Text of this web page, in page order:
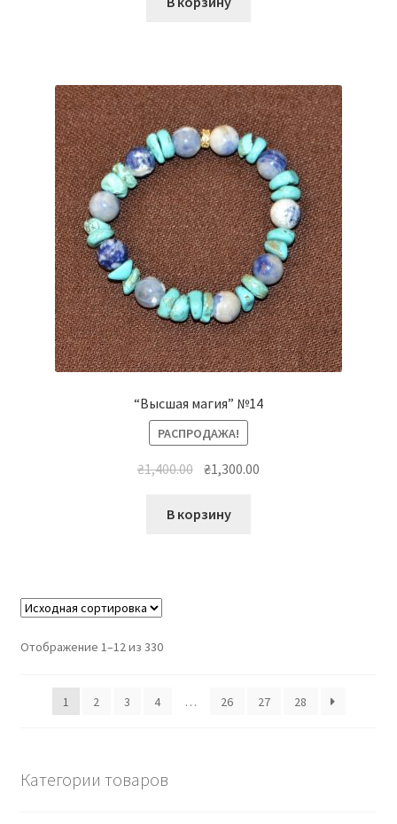
“Высшая магия” №14
РАСПРОДАЖА!
₴1,400.00 Первоначальная
составляла
₴1,300.00
В корзину
Отображение 1–12 из 330
1 2 3 4 … 26 27 28
Категории товаров